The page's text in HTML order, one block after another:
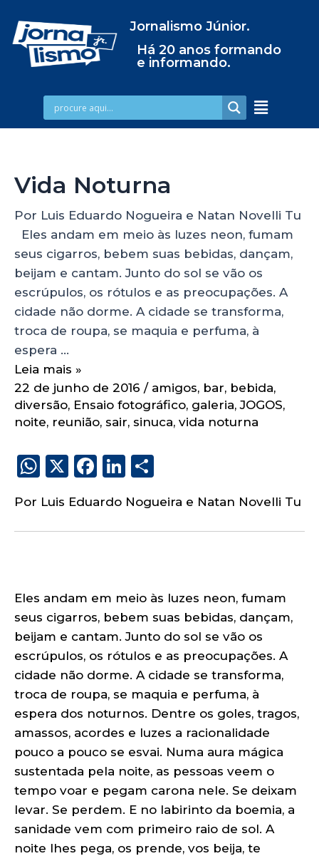
Jornalismo Júnior.
Há 20 anos formando
e informando.
Vida Noturna
Por Luis Eduardo Nogueira e Natan Novelli Tu
Eles andam em meio às luzes neon, fumam
seus cigarros, bebem suas bebidas, dançam,
beijam e cantam. Junto do sol se vão os
escrúpulos, os rótulos e as preocupações. A
cidade não dorme. A cidade se transforma,
troca de roupa, se maquia e perfuma, à
espera …
Leia mais »
22 de junho de 2016 / amigos, bar, bebida,
diversão, Ensaio fotográfico, galeria,JOGOS,
noite, reunião, sair, sinuca, vida noturna
W
a
ts
p
X
F
c
e
o
k
Li
k
e
a
re
Por Luis Eduardo Nogueira e Natan Novelli Tu
Eles andam em meio às luzes neon, fumam
seus cigarros, bebem suas bebidas, dançam,
beijam e cantam. Junto do sol se vão os
escrúpulos, os rótulos e as preocupações. A
cidade não dorme. A cidade se transforma,
troca de roupa, se maquia e perfuma, à
espera dos noturnos. Dentre os goles, tragos,
amassos, acordes e luzes a racionalidade
pouco a pouco se esvai. Numa aura mágica
sustentada pela noite, as pessoas veem o
tempo voar e pegam carona nele. Se deixam
levar. Se perdem. E no labirinto da boemia, a
sanidade vem com primeiro raio de sol. A
noite lhes pega, os prende, vos beija, te